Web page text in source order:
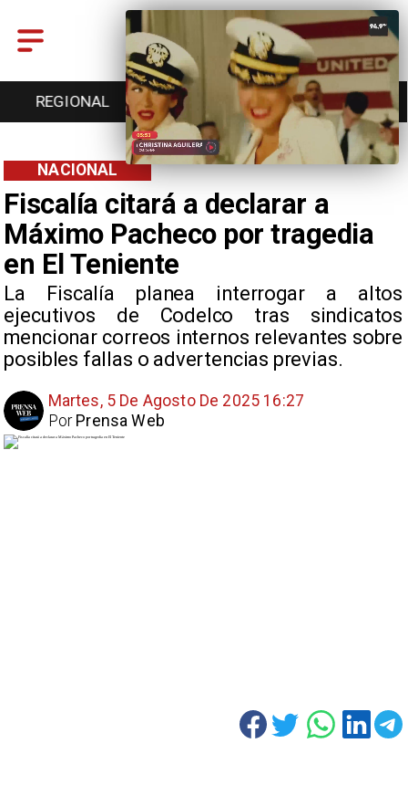
ENTRETENCIÓN DEPORTES CULTURA
Fiscalía citará a declarar a
Máximo Pacheco por tragedia
en El Teniente
La Fiscalía planea interrogar a altos
ejecutivos de Codelco tras sindicatos
mencionar correos internos relevantes sobre
posibles fallas o advertencias previas.
NACIONAL
Martes, 5 De Agosto De 2025 16:27
Prensa Web
Por